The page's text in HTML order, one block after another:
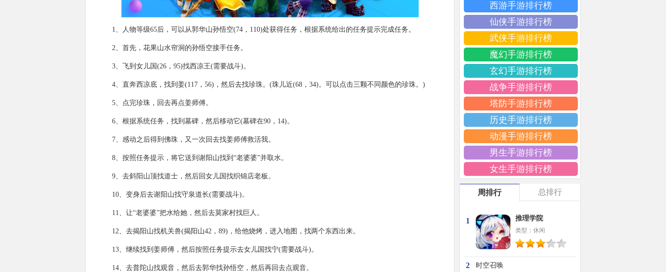
1、人物等级65后，可以从郭华山孙悟空(74，110)处获得任务，根据系统给出的任务提示完成任务。
2、首先，花果山水帘洞的孙悟空接手任务。
3、飞到女儿国(26，95)找西凉王(需要战斗)。
4、直奔西凉底，找到姜(117，56)，然后去找珍珠。(珠儿近(68，34)。可以点击三颗不同颜色的珍珠。)
5、点完珍珠，回去再点姜师傅。
6、根据系统任务，找到墓碑，然后移动它(墓碑在90，14)。
7、感动之后得到佛珠，又一次回去找姜师傅救活我。
8、按照任务提示，将它送到谢阳山找到“老婆婆”并取水。
9、去斜阳山顶找道士，然后回女儿国找织锦店老板。
10、变身后去谢阳山找守泉道长(需要战斗)。
11、让“老婆婆”把水给她，然后去莫家村找巨人。
12、去揭阳山找机关兽(揭阳山42，89)，给他烧烤，进入地图，找两个东西出来。
13、继续找到姜师傅，然后按照任务提示去女儿国找宁(需要战斗)。
14、去普陀山找观音，然后去郭华找孙悟空，然后再回去点观音。
西游手游排行榜
仙侠手游排行榜
武侠手游排行榜
魔幻手游排行榜
玄幻手游排行榜
战争手游排行榜
塔防手游排行榜
历史手游排行榜
动漫手游排行榜
男生手游排行榜
女生手游排行榜
周排行 总排行
1 推理学院
类型：休闲
2 时空召唤